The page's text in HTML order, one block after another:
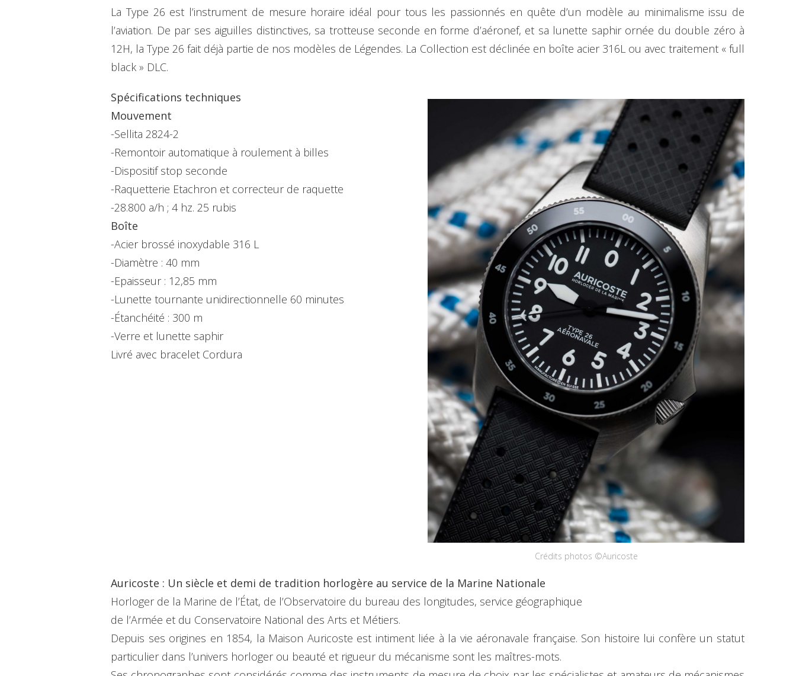
La Type 26 est l’instrument de mesure horaire idéal pour tous les passionnés en quête d’un modèle au minimalisme issu de
l’aviation. De par ses aiguilles distinctives, sa trotteuse seconde en forme d’aéronef, et sa lunette saphir ornée du double zéro à
12H, la Type 26 fait déjà partie de nos modèles de Légendes. La Collection est déclinée en boîte acier 316L ou avec traitement « full
black » DLC.
Spécifications techniques
Mouvement
-Sellita 2824-2
-Remontoir automatique à roulement à billes
-Dispositif stop seconde
-Raquetterie Etachron et correcteur de raquette
-28.800 a/h ; 4 hz. 25 rubis
Boîte
-Acier brossé inoxydable 316 L
-Diamètre : 40 mm
-Epaisseur : 12,85 mm
-Lunette tournante unidirectionnelle 60 minutes
-Étanchéité : 300 m
-Verre et lunette saphir
Livré avec bracelet Cordura
Crédits photos ©Auricoste
Auricoste : Un siècle et demi de tradition horlogère au service de la Marine Nationale
Horloger de la Marine de l’État, de l’Observatoire du bureau des longitudes, service géographique
de l’Armée et du Conservatoire National des Arts et Métiers.
Depuis ses origines en 1854, la Maison Auricoste est intiment liée à la vie aéronavale française. Son histoire lui confère un statut
particulier dans l’univers horloger ou beauté et rigueur du mécanisme sont les maîtres-mots.